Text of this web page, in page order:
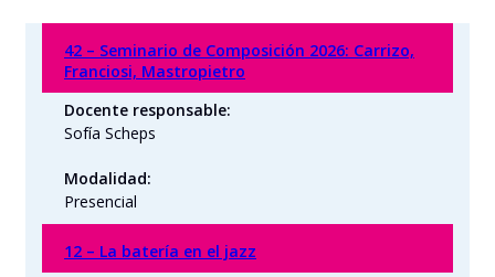
42 – Seminario de Composición 2026: Carrizo,
Franciosi, Mastropietro
Docente responsable:
Sofía Scheps
Modalidad:
Presencial
12 – La batería en el jazz